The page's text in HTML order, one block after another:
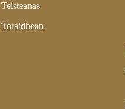
Teisteanas
Toraidhean